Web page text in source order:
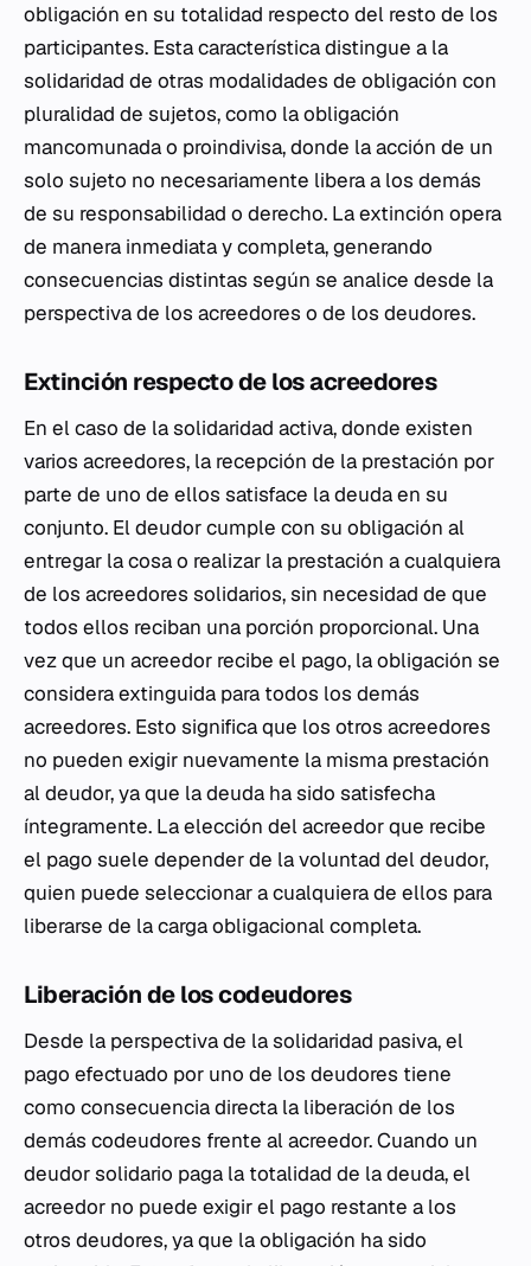
obligación en su totalidad respecto del resto de los
participantes. Esta característica distingue a la
solidaridad de otras modalidades de obligación con
pluralidad de sujetos, como la obligación
mancomunada o proindivisa, donde la acción de un
solo sujeto no necesariamente libera a los demás
de su responsabilidad o derecho. La extinción opera
de manera inmediata y completa, generando
consecuencias distintas según se analice desde la
perspectiva de los acreedores o de los deudores.
Extinción respecto de los acreedores
En el caso de la solidaridad activa, donde existen
varios acreedores, la recepción de la prestación por
parte de uno de ellos satisface la deuda en su
conjunto. El deudor cumple con su obligación al
entregar la cosa o realizar la prestación a cualquiera
de los acreedores solidarios, sin necesidad de que
todos ellos reciban una porción proporcional. Una
vez que un acreedor recibe el pago, la obligación se
considera extinguida para todos los demás
acreedores. Esto significa que los otros acreedores
no pueden exigir nuevamente la misma prestación
al deudor, ya que la deuda ha sido satisfecha
íntegramente. La elección del acreedor que recibe
el pago suele depender de la voluntad del deudor,
quien puede seleccionar a cualquiera de ellos para
liberarse de la carga obligacional completa.
Liberación de los codeudores
Desde la perspectiva de la solidaridad pasiva, el
pago efectuado por uno de los deudores tiene
como consecuencia directa la liberación de los
demás codeudores frente al acreedor. Cuando un
deudor solidario paga la totalidad de la deuda, el
acreedor no puede exigir el pago restante a los
otros deudores, ya que la obligación ha sido